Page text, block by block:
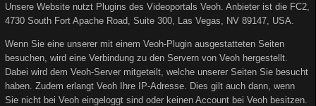
Unsere Website nutzt Plugins des Videoportals Veoh. Anbieter ist die FC2,
4730 South Fort Apache Road, Suite 300, Las Vegas, NV 89147, USA.
Wenn Sie eine unserer mit einem Veoh-Plugin ausgestatteten Seiten
besuchen, wird eine Verbindung zu den Servern von Veoh hergestellt.
Dabei wird dem Veoh-Server mitgeteilt, welche unserer Seiten Sie besucht
haben. Zudem erlangt Veoh Ihre IP-Adresse. Dies gilt auch dann, wenn
Sie nicht bei Veoh eingeloggt sind oder keinen Account bei Veoh besitzen.